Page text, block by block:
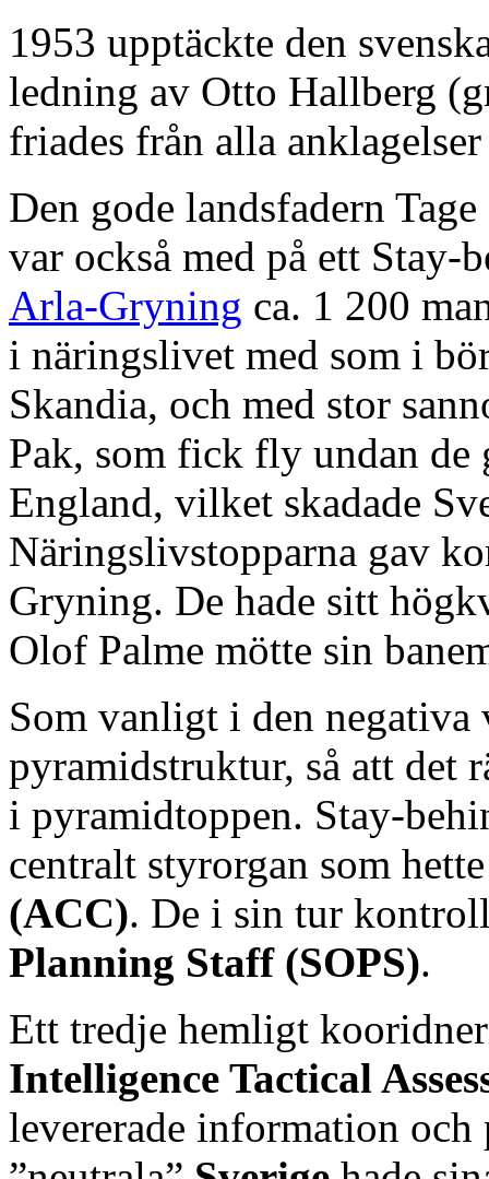
1953 upptäckte den
ledning av Otto Hallberg
friades från alla
Den gode landsfadern
var också med på ett Stay-
Arla-Gryning ca. 1 200
i näringslivet med som i
Skandia, och med stor
Pak, som fick fly undan
England, vilket skadade
Näringslivstopparna gav
Gryning. De hade sitt
Olof Palme mötte sin
Som vanligt i den
pyramidstruktur, så att det
i pyramidtoppen. Stay-
centralt styrorgan som hette
(ACC). De i sin tur
Planning Staff (SOPS).
Ett tredje hemligt
Intelligence Tactical
levererade information